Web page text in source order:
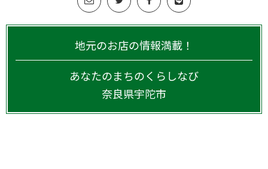
地元のお店の情報満載！
あなたのまちのくらしなび
奈良県宇陀市